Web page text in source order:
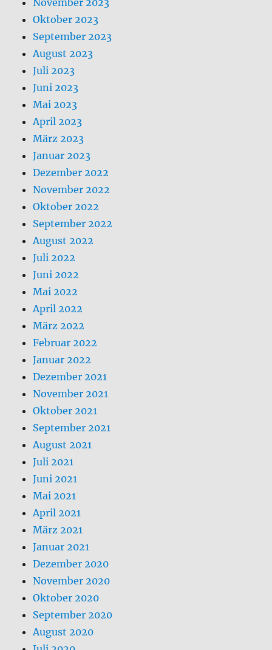
Oktober 2023
September 2023
August 2023
Juli 2023
Juni 2023
Mai 2023
April 2023
März 2023
Januar 2023
Dezember 2022
November 2022
Oktober 2022
September 2022
August 2022
Juli 2022
Juni 2022
Mai 2022
April 2022
März 2022
Februar 2022
Januar 2022
Dezember 2021
November 2021
Oktober 2021
September 2021
August 2021
Juli 2021
Juni 2021
Mai 2021
April 2021
März 2021
Januar 2021
Dezember 2020
November 2020
Oktober 2020
September 2020
August 2020